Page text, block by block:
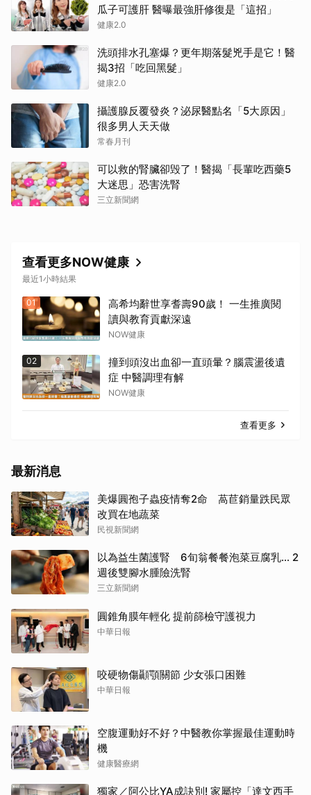
瓜子可護肝 醫曝最強肝修復是「這招」
健康2.0
洗頭排水孔塞爆？更年期落髮兇手是它！醫
揭3招「吃回黑髮」
健康2.0
攝護腺反覆發炎？泌尿醫點名「5大原因」
很多男人天天做
常春月刊
可以救的腎臟卻毁了！醫揭「長輩吃西藥5
大迷思」恐害洗腎
三立新聞網
查看更多NOW健康
最近1小時結果
01
高希均辭世享耆壽90歲！ 一生推廣閱
讀與教育貢獻深遠
NOW健康
02
撞到頭沒出血卻一直頭暈？腦震盪後遺
症 中醫調理有解
NOW健康
查看更多
最新消息
美爆圓孢子蟲疫情奪2命 萵苣銷量跌民眾
改買在地蔬菜
民視新聞網
以為益生菌護腎 6旬翁餐餐泡菜豆腐乳... 2
週後雙腳水腫險洗腎
三立新聞網
圓錐角膜年輕化 提前篩檢守護視力
中華日報
咬硬物傷顳顎關節 少女張口困難
中華日報
空腹運動好不好？中醫教你掌握最佳運動時
機
健康醫療網
獨家／阿公比YA成訣別! 家屬控「達文西手